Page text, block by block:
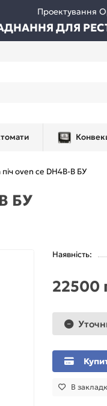
Проектування
ДЛЯ
oven ce DH4B-B БУ
БУ
Наявність:
22500
В